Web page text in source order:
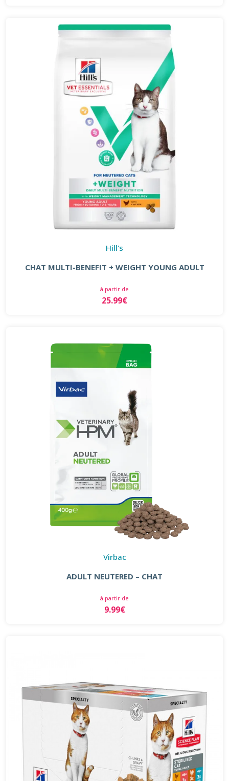
Hill's
CHAT MULTI-BENEFIT + WEIGHT YOUNG ADULT
à partir de
25.99€
Virbac
ADULT NEUTERED – CHAT
à partir de
9.99€